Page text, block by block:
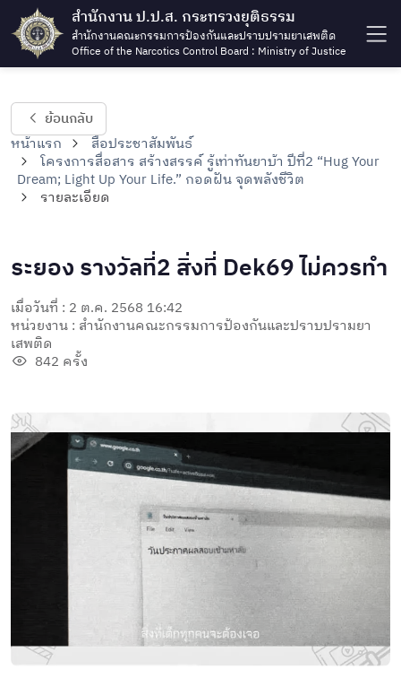
สำนักงาน ป.ป.ส. กระทรวงยุติธรรม
สำนักงานคณะกรรมการป้องกันและปราบปรามยาเสพติด
Office of the Narcotics Control Board : Ministry of Justice
ย้อนกลับ
หน้าแรก
สื่อประชาสัมพันธ์
โครงการสื่อสาร สร้างสรรค์ รู้เท่าทันยาบ้า ปีที่2 “Hug Your
Dream; Light Up Your Life.” กอดฝัน จุดพลังชีวิต
รายละเอียด
ระยอง รางวัลที่2 สิ่งที่ Dek69 ไม่ควรทำ
เมื่อวันที่ : 2 ต.ค. 2568 16:42
หน่วยงาน : สำนักงานคณะกรรมการป้องกันและปราบปรามยา
เสพติด
842 ครั้ง